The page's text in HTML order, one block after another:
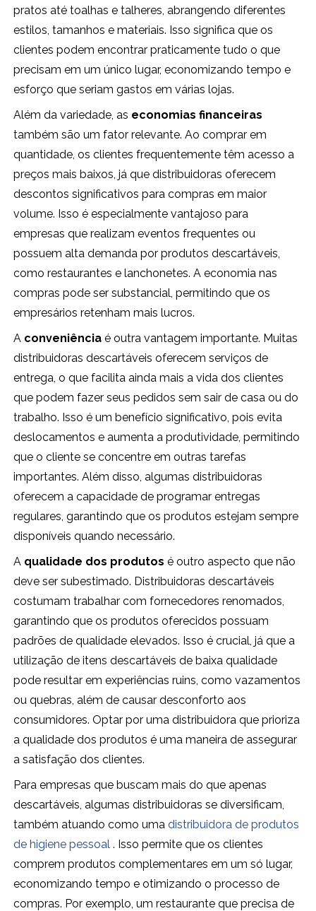
pratos até toalhas e talheres, abrangendo diferentes
estilos, tamanhos e materiais. Isso significa que os
clientes podem encontrar praticamente tudo o que
precisam em um único lugar, economizando tempo e
esforço que seriam gastos em várias lojas.
Além da variedade, as economias financeiras
também são um fator relevante. Ao comprar em
quantidade, os clientes frequentemente têm acesso a
preços mais baixos, já que distribuidoras oferecem
descontos significativos para compras em maior
volume. Isso é especialmente vantajoso para
empresas que realizam eventos frequentes ou
possuem alta demanda por produtos descartáveis,
como restaurantes e lanchonetes. A economia nas
compras pode ser substancial, permitindo que os
empresários retenham mais lucros.
A conveniência é outra vantagem importante. Muitas
distribuidoras descartáveis oferecem serviços de
entrega, o que facilita ainda mais a vida dos clientes
que podem fazer seus pedidos sem sair de casa ou do
trabalho. Isso é um benefício significativo, pois evita
deslocamentos e aumenta a produtividade, permitindo
que o cliente se concentre em outras tarefas
importantes. Além disso, algumas distribuidoras
oferecem a capacidade de programar entregas
regulares, garantindo que os produtos estejam sempre
disponíveis quando necessário.
A qualidade dos produtos é outro aspecto que não
deve ser subestimado. Distribuidoras descartáveis
costumam trabalhar com fornecedores renomados,
garantindo que os produtos oferecidos possuam
padrões de qualidade elevados. Isso é crucial, já que a
utilização de itens descartáveis de baixa qualidade
pode resultar em experiências ruins, como vazamentos
ou quebras, além de causar desconforto aos
consumidores. Optar por uma distribuidora que prioriza
a qualidade dos produtos é uma maneira de assegurar
a satisfação dos clientes.
Para empresas que buscam mais do que apenas
descartáveis, algumas distribuidoras se diversificam,
também atuando como umadistribuidora de produtos
de higiene pessoal. Isso permite que os clientes
comprem produtos complementares em um só lugar,
economizando tempo e otimizando o processo de
compras. Por exemplo, um restaurante que precisa de